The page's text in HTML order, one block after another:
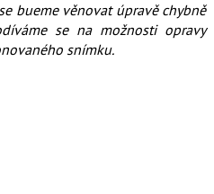
bueme věnovat úpravě chybně
se na možnosti opravy
snímku.